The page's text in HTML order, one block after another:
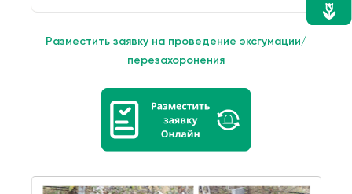
Разместить заявку на проведение эксгумации/
перезахоронения